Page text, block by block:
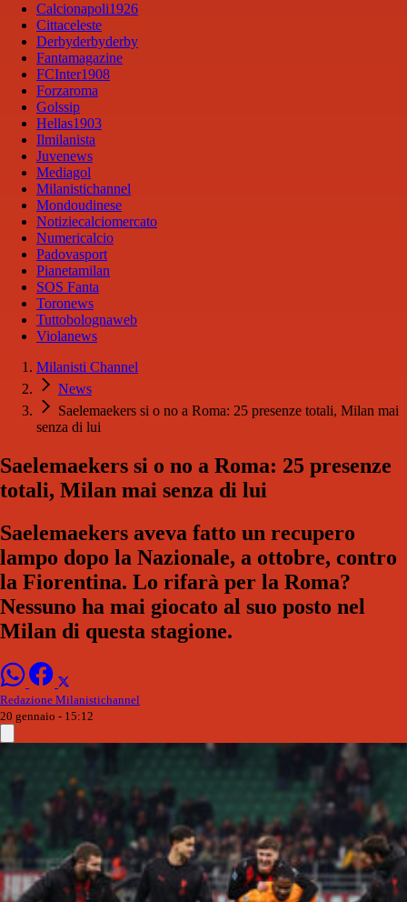
Calcionapoli1926
Cittaceleste
Derbyderbyderby
Fantamagazine
FCInter1908
Forzaroma
Golssip
Hellas1903
Ilmilanista
Juvenews
Mediagol
Milanistichannel
Mondoudinese
Notiziecalciomercato
Numericalcio
Padovasport
Pianetamilan
SOS Fanta
Toronews
Tuttobolognaweb
Violanews
Milanisti Channel
News
Saelemaekers si o no a Roma: 25 presenze totali, Milan mai
senza di lui
Saelemaekers si o no a Roma: 25 presenze
totali, Milan mai senza di lui
Saelemaekers aveva fatto un recupero
lampo dopo la Nazionale, a ottobre, contro
la Fiorentina. Lo rifarà per la Roma?
Nessuno ha mai giocato al suo posto nel
Milan di questa stagione.
Redazione Milanistichannel
20 gennaio - 15:12